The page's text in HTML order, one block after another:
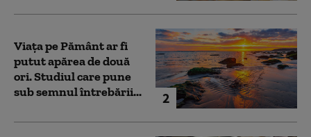
2
Viața pe Pământ ar fi
putut apărea de două
ori. Studiul care pune
sub semnul întrebării...